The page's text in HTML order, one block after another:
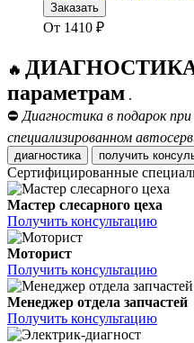
Заказать
От 1410 ₽
🔥 ДИАГНОСТИКА
параметрам .
⛔ Диагностика в подарок
специализированном
диагностика получить
Сертифицированные
Мастер слесарного цеха
Получить консультацию
Моторист
Получить консультацию
Менеджер отдела запчастей
Получить консультацию